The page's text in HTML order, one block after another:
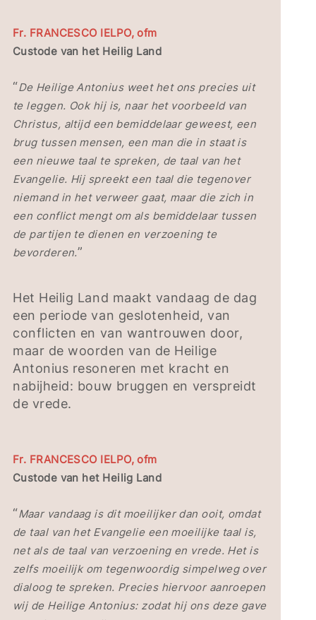
Fr. FRANCESCO IELPO, ofm
Custode van het Heilig Land
“De Heilige Antonius weet het ons precies uit
te leggen. Ook hij is, naar het voorbeeld van
Christus, altijd een bemiddelaar geweest, een
brug tussen mensen, een man die in staat is
een nieuwe taal te spreken, de taal van het
Evangelie. Hij spreekt een taal die tegenover
niemand in het verweer gaat, maar die zich in
een conflict mengt om als bemiddelaar tussen
de partijen te dienen en verzoening te
bevorderen.”
Het Heilig Land maakt vandaag de dag
een periode van geslotenheid, van
conflicten en van wantrouwen door,
maar de woorden van de Heilige
Antonius resoneren met kracht en
nabijheid: bouw bruggen en verspreidt
de vrede.
Fr. FRANCESCO IELPO, ofm
Custode van het Heilig Land
“Maar vandaag is dit moeilijker dan ooit, omdat
de taal van het Evangelie een moeilijke taal is,
net als de taal van verzoening en vrede. Het is
zelfs moeilijk om tegenwoordig simpelweg over
dialoog te spreken. Precies hiervoor aanroepen
wij de Heilige Antonius: zodat hij ons deze gave